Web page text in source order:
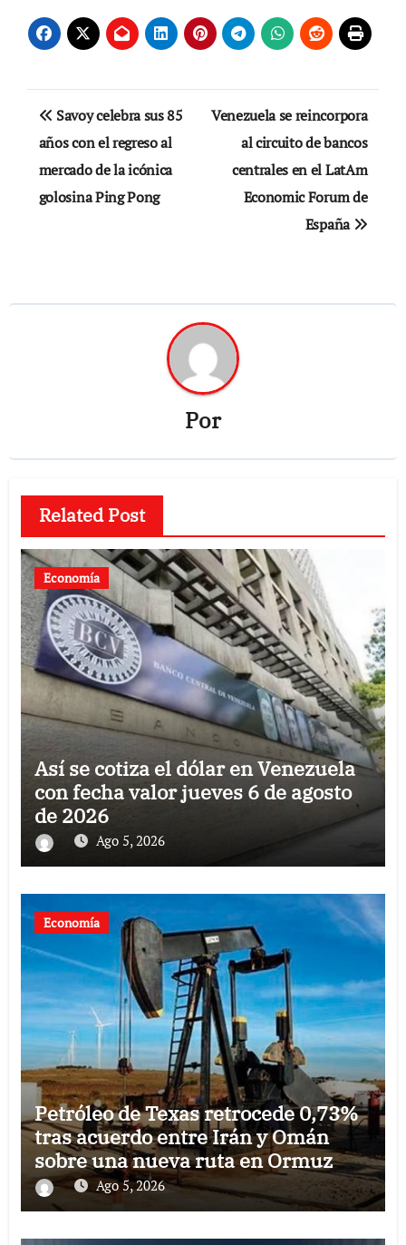
Navegación
de
entradas
Savoy celebra sus 85
años con el regreso al
mercado de la icónica
golosina Ping Pong
Venezuela se reincorpora
al circuito de bancos
centrales en el LatAm
Economic Forum de
España
Por
Related Post
Economía
Así se cotiza el dólar en Venezuela
con fecha valor jueves 6 de agosto
de 2026
Ago 5, 2026
Economía
Petróleo de Texas retrocede 0,73%
tras acuerdo entre Irán y Omán
sobre una nueva ruta en Ormuz
Ago 5, 2026